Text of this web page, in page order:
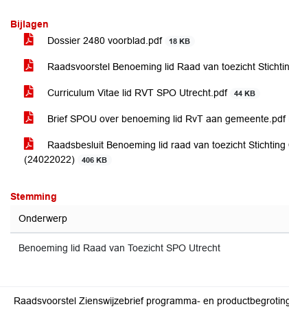
Bijlagen
Dossier 2480 voorblad.pdf
18 KB
Raadsvoorstel Benoeming lid Raad van toezicht
Curriculum Vitae lid RVT SPO Utrecht.pdf 44 KB
Brief SPOU over benoeming lid RvT aan gemeente.pdf
Raadsbesluit Benoeming lid raad van toezicht
(24022022)
406 KB
Stemming
Onderwerp
Benoeming lid Raad van Toezicht SPO Utrecht
Raadsvoorstel Zienswijzebrief programma- en